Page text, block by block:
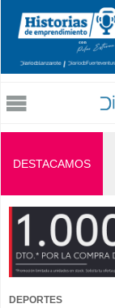
DESTACAMOS
DEPORTES